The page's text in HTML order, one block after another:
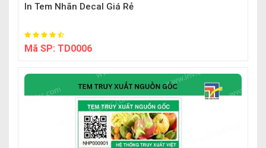
In Tem Nhãn Decal Giá Rẻ
Mã SP: TD0006